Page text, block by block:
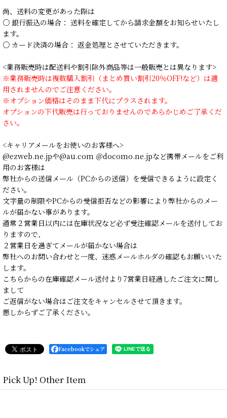
尚、送料の変更があった際は
○ 銀行振込の場合： 送料を確定してから請求金額をお知らせいたし
ます。
○ カード決済の場合： 返金処理とさせていただきます。
<業務販売時は配送料や割引除外商品等は一般販売とは異なります>
※業務販売時は複数購入割引（まとめ買い割引20％OFF!など）は適
用されませんのでご注意ください。
※オプション価格はそのまま下代にプラスされます。
オプションの下代販売は行っておりませんのであらかじめご了承くだ
さい。
<キャリアメールをお使いのお客様へ>
@ezweb.ne.jpや@au.com ＠docomo.ne.jpなど携帯メールをご利
用のお客様は
弊社からの送信メール（PCからの送信）を受信できるように設定く
ださい。
文字量の制限やPCからの受信拒否などの影響により弊社からのメー
ルが届かない事があります。
通常２営業日以内には在庫状況など必ず受注確認メールを送付してお
りますので、
２営業日を過ぎてメールが届かない場合は
弊社へのお問い合わせと一度、迷惑メールホルダの確認もお願いいた
します。
こちらからの在庫確認メール送付より7営業日経過したご注文に関し
まして
ご返信がない場合はご注文をキャンセルさせて頂きます。
悪しからずご了承ください。
Facebookでシェア
Pick Up! Other Item